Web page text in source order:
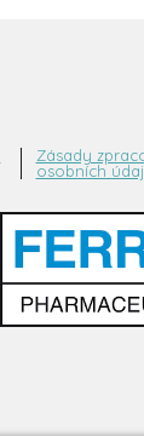
Zásady
osobních